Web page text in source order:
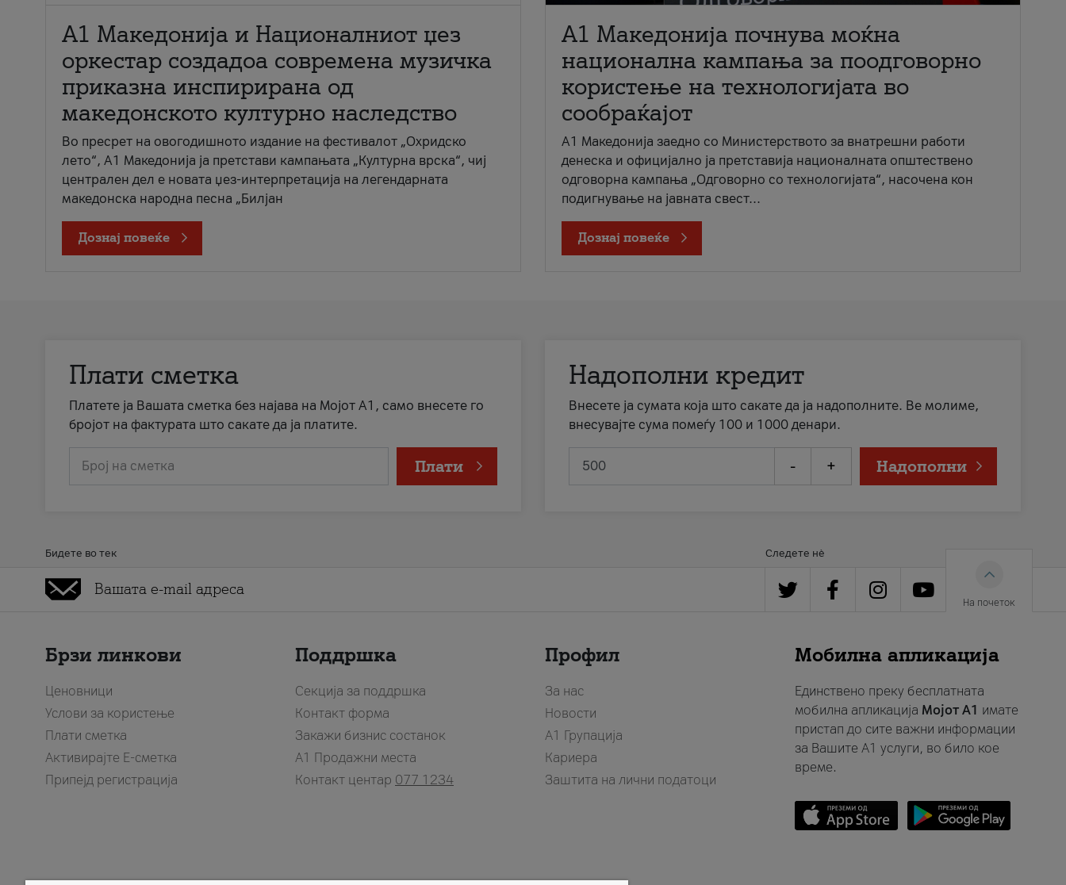
А1 Македонија и Националниот џез
оркестар создадоа современа музичка
приказна инспирирана од
македонското културно наследство
Во пресрет на овогодишното издание на фестивалот „Охридско
лето“, А1 Македонија ја претстави кампањата „Културна врска“, чиј
централен дел е новата џез-интерпретација на легендарната
македонска народна песна „Билјан
Дознај повеќе
A1 Македонија почнува моќна
национална кампања за поодговорно
користење на технологијата во
сообраќајот
A1 Македонија заедно со Министерството за внатрешни работи
денеска и официјално ја претставија националната општествено
одговорна кампања „Одговорно со технологијата“, насочена кон
подигнување на јавната свест...
Дознај повеќе
Плати сметка
Платете ја Вашата сметка без најава на Мојот А1, само внесете го
бројот на фактурата што сакате да ја платите.
Број на сметка Плати
Надополни кредит
Внесете ја сумата која што сакате да ја надополните. Ве молиме,
внесувајте сума помеѓу 100 и 1000 денари.
- + Надополни
Бидете во тек Следете нè
На почеток
Брзи линкови
Ценовници
Услови за користење
Плати сметка
Активирајте Е-сметка
Припејд регистрација
Поддршка
Секција за поддршка
Контакт форма
Закажи бизнис состанок
A1 Продажни места
Контакт центар 077 1234
Профил
За нас
Новости
А1 Групација
Кариера
Заштита на лични податоци
Мобилна апликација
Единствено преку бесплатната
мобилна апликација Мојот A1 имате
пристап до сите важни информации
за Вашите A1 услуги, во било кое
време.